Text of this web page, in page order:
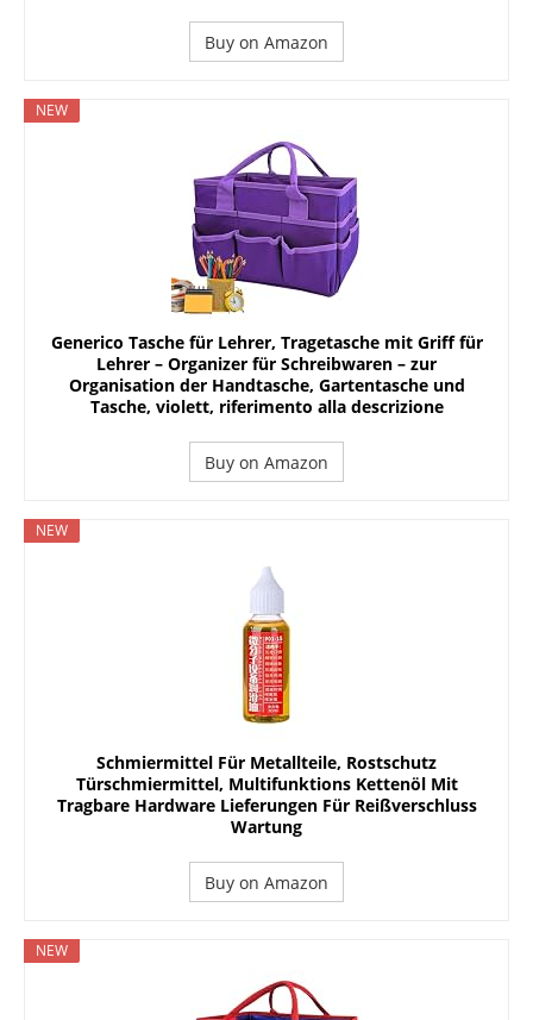
Buy on Amazon
NEW
Generico Tasche für Lehrer, Tragetasche mit Griff für
Lehrer – Organizer für Schreibwaren – zur
Organisation der Handtasche, Gartentasche und
Tasche, violett, riferimento alla descrizione
Buy on Amazon
NEW
Schmiermittel Für Metallteile, Rostschutz
Türschmiermittel, Multifunktions Kettenöl Mit
Tragbare Hardware Lieferungen Für Reißverschluss
Wartung
Buy on Amazon
NEW